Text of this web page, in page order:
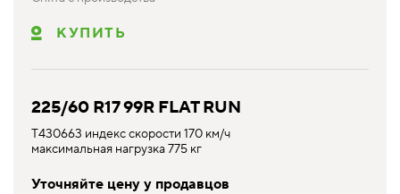
КУПИТЬ
225/60 R17 99R FLAT RUN
T430663 индекс скорости 170 км/ч
максимальная нагрузка 775 кг
Уточняйте цену у продавцов